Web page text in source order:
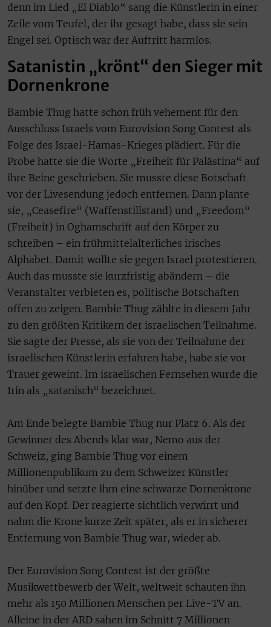
denn im Lied „El Diablo“ sang die Künstlerin in einer
Zeile vom Teufel, der ihr gesagt habe, dass sie sein
Engel sei. Optisch war der Auftritt harmlos.
Satanistin „krönt“ den Sieger mit
Dornenkrone
Bambie Thug hatte schon früh vehement für den
Ausschluss Israels vom Eurovision Song Contest als
Folge des Israel-Hamas-Krieges plädiert. Für die
Probe hatte sie die Worte „Freiheit für Palästina“ auf
ihre Beine geschrieben. Sie musste diese Botschaft
vor der Livesendung jedoch entfernen. Dann plante
sie, „Ceasefire“ (Waffenstillstand) und „Freedom“
(Freiheit) in Oghamschrift auf den Körper zu
schreiben – ein frühmittelalterliches irisches
Alphabet. Damit wollte sie gegen Israel protestieren.
Auch das musste sie kurzfristig abändern – die
Veranstalter verbieten es, politische Botschaften
offen zu zeigen. Bambie Thug zählte in diesem Jahr
zu den größten Kritikern der israelischen Teilnahme.
Sie sagte der Presse, als sie von der Teilnahme der
israelischen Künstlerin erfahren habe, habe sie vor
Trauer geweint. Im israelischen Fernsehen wurde die
Irin als „satanisch“ bezeichnet.
Am Ende belegte Bambie Thug nur Platz 6. Als der
Gewinner des Abends klar war, Nemo aus der
Schweiz, ging Bambie Thug vor einem
Millionenpublikum zu dem Schweizer Künstler
hinüber und setzte ihm eine schwarze Dornenkrone
auf den Kopf. Der reagierte sichtlich verwirrt und
nahm die Krone kurze Zeit später, als er in sicherer
Entfernung von Bambie Thug war, wieder ab.
Der Eurovision Song Contest ist der größte
Musikwettbewerb der Welt, weltweit schauten ihn
mehr als 150 Millionen Menschen per Live-TV an.
Alleine in der ARD sahen im Schnitt 7 Millionen